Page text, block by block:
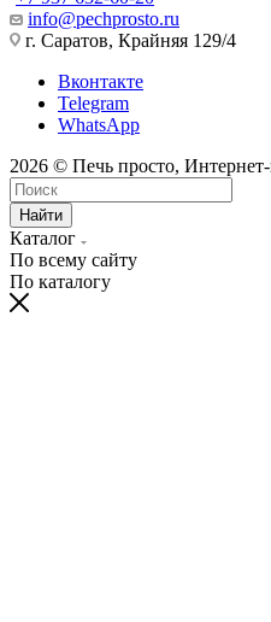
info@pechprosto.ru
г. Саратов, Крайняя 129/4
Вконтакте
Telegram
WhatsApp
2026 © Печь просто, Интернет-
Найти
Каталог
По всему сайту
По каталогу